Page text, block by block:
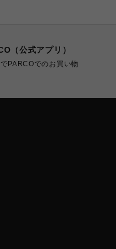
（公式アプリ）
PARCOでのお買い物